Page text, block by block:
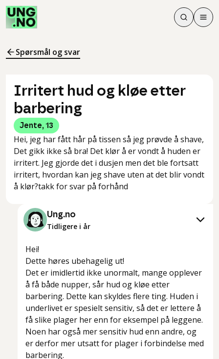
Søk
Søk
Meny
Spørsmål og svar
Irritert hud og kløe etter
barbering
Jente, 13
Hei, jeg har fått hår på tissen så jeg prøvde å shave,
Det gikk ikke så bra! Det klør å er vondt å huden er
irritert. Jeg gjorde det i dusjen men det ble fortsatt
irritert, hvordan kan jeg shave uten at det blir vondt
å klør?takk for svar på forhånd
Ung.no
Tidligere i år
Hei!
Dette høres ubehagelig ut!
Det er imidlertid ikke unormalt, mange opplever
å få både nupper, sår hud og kløe etter
barbering. Dette kan skyldes flere ting. Huden i
underlivet er spesielt sensitiv, så det er lettere å
få slike plager her enn for eksempel på leggene.
Noen har også mer sensitiv hud enn andre, og
er derfor mer utsatt for plager i forbindelse med
barbering.